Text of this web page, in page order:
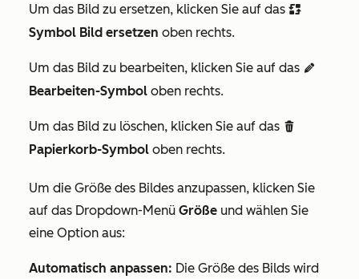
Um das Bild zu ersetzen, klicken Sie auf das replace
Symbol Bild ersetzen oben rechts.
Um das Bild zu bearbeiten, klicken Sie auf das edit
Bearbeiten-Symbol oben rechts.
Um das Bild zu löschen, klicken Sie auf das delete
Papierkorb-Symbol oben rechts.
Um die Größe des Bildes anzupassen, klicken Sie
auf das Dropdown-Menü Größe und wählen Sie
eine Option aus:
Automatisch anpassen: Die Größe des Bilds wird